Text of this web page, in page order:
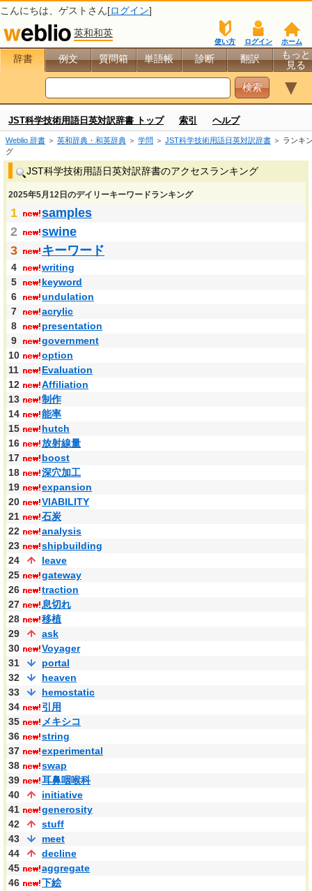
こんにちは、 ゲスト さん[ログイン]
英和和英
ホーム
ログイン
使い方
辞書 例文 質問箱 単語帳 診断 翻訳
もっと
見る
▼
JST科学技術用語日英対訳辞書 トップ 索引 ヘルプ
Weblio 辞書 ＞ 英和辞典・和英辞典 ＞ 学問 ＞ JST科学技術用語日英対訳辞書 ＞ ランキ
グ
JST科学技術用語日英対訳辞書のアクセスランキング
2025年5月12日のデイリーキーワードランキング
1
samples
2
swine
3
キーワード
4
writing
5
keyword
6
undulation
7
acrylic
8
presentation
9
government
10
option
11
Evaluation
12
Affiliation
13
制作
14
能率
15
hutch
16
放射線量
17
boost
18
深穴加工
19
expansion
20
VIABILITY
21
石炭
22
analysis
23
shipbuilding
24
leave
25
gateway
26
traction
27
息切れ
28
移植
29
ask
30
Voyager
31
portal
32
heaven
33
hemostatic
34
引用
35
メキシコ
36
string
37
experimental
38
swap
39
耳鼻咽喉科
40
initiative
41
generosity
42
stuff
43
meet
44
decline
45
aggregate
46
下絵